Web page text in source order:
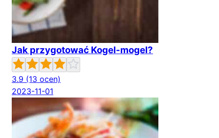
Jak przygotować Kogel-mogel?
3.9 (13 ocen)
2023-11-01